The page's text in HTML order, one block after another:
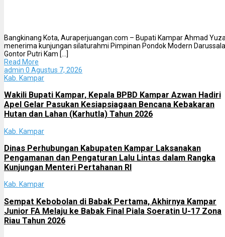
Bangkinang Kota, Auraperjuangan.com – Bupati Kampar Ahmad
menerima kunjungan silaturahmi Pimpinan Pondok Modern
Gontor Putri Kam [...]
Read More
admin 0 Agustus 7, 2026
Kab. Kampar
Wakili Bupati Kampar, Kepala BPBD Kampar Azwan Hadiri
Apel Gelar Pasukan Kesiapsiagaan Bencana Kebakaran
Hutan dan Lahan (Karhutla) Tahun 2026
Kab. Kampar
Dinas Perhubungan Kabupaten Kampar Laksanakan
Pengamanan dan Pengaturan Lalu Lintas dalam Rangka
Kunjungan Menteri Pertahanan RI
Kab. Kampar
Sempat Kebobolan di Babak Pertama, Akhirnya Kampar
Junior FA Melaju ke Babak Final Piala Soeratin U-17 Zona
Riau Tahun 2026